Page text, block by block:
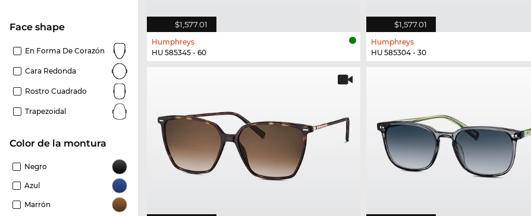
Face shape
En Forma De Corazón
Cara Redonda
Rostro Cuadrado
Trapezoidal
Color de la montura
Negro
Azul
Marrón
$1,577.01
Humphreys
HU 585345 - 60
$1,577.01
Humphreys
HU 585304 - 30